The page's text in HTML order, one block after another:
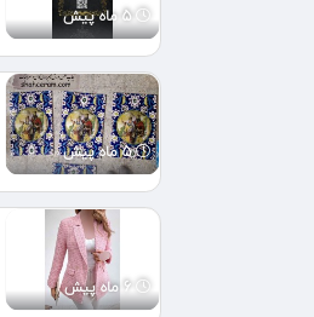
5 ماه پیش
5 ماه پیش